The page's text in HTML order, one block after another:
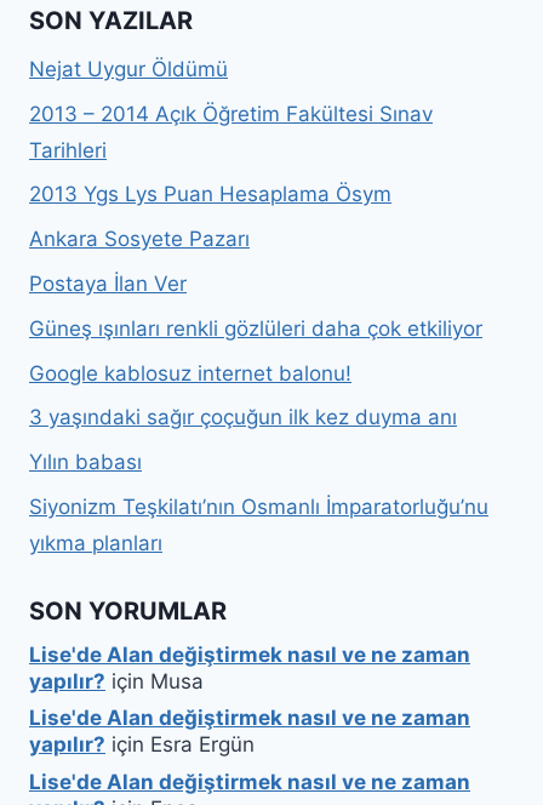
SON YAZILAR
Nejat Uygur Öldümü
2013 – 2014 Açık Öğretim Fakültesi Sınav
Tarihleri
2013 Ygs Lys Puan Hesaplama Ösym
Ankara Sosyete Pazarı
Postaya İlan Ver
Güneş ışınları renkli gözlüleri daha çok etkiliyor
Google kablosuz internet balonu!
3 yaşındaki sağır çoçuğun ilk kez duyma anı
Yılın babası
Siyonizm Teşkilatı’nın Osmanlı İmparatorluğu’nu
yıkma planları
SON YORUMLAR
Lise'de Alan değiştirmek nasıl ve ne zaman
yapılır? için Musa
Lise'de Alan değiştirmek nasıl ve ne zaman
yapılır? için Esra Ergün
Lise'de Alan değiştirmek nasıl ve ne zaman